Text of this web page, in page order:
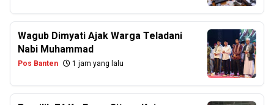
Wagub Dimyati Ajak Warga Teladani
Nabi Muhammad
Pos Banten 1 jam yang lalu